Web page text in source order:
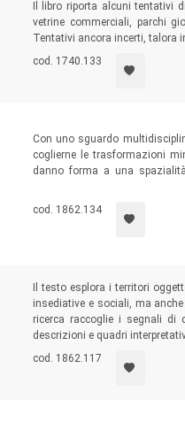
Il libro riporta alcuni tentativi
vetrine commerciali, parchi
Tentativi ancora incerti, talora
cod. 1740.133
Con uno sguardo
coglierne le trasformazioni
danno forma a una
immaginari trascrivono nello
dominare perché riposto negli
cod. 1862.134
Il testo esplora i territori
insediative e sociali, ma
ricerca raccoglie i segnali di
descrizioni e quadri
cod. 1862.117